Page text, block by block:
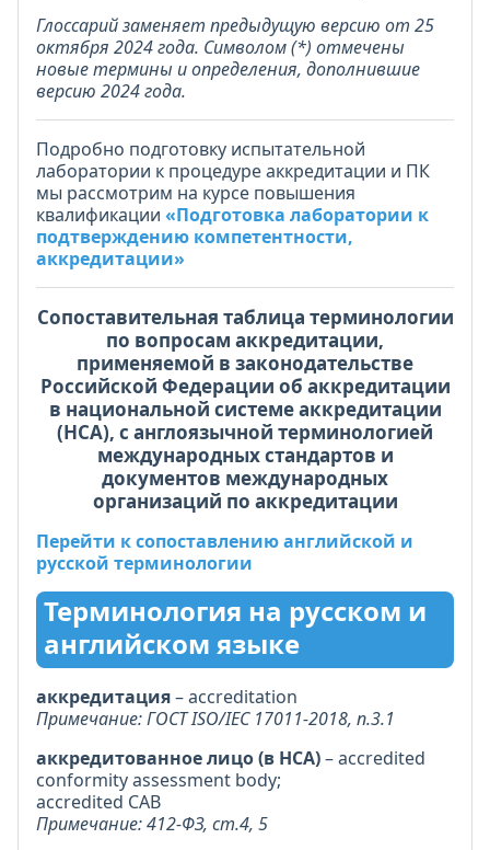
Глоссарий заменяет предыдущую версию от 25
октября 2024 года. Символом (*) отмечены
новые термины и определения, дополнившие
версию 2024 года.
Подробно подготовку испытательной
лаборатории к процедуре аккредитации и ПК
мы рассмотрим на курсе повышения
квалификации «Подготовка лаборатории к
подтверждению компетентности,
аккредитации»
Сопоставительная таблица терминологии
по вопросам аккредитации,
применяемой в законодательстве
Российской Федерации об аккредитации
в национальной системе аккредитации
(НСА), с англоязычной терминологией
международных стандартов и
документов международных
организаций по аккредитации
Перейти к сопоставлению английской и
русской терминологии
Терминология на русском и
английском языке
аккредитация– accreditation
Примечание: ГОСТ ISO/IEC 17011-2018, п.3.1
аккредитованное лицо (в НСА)– accredited
conformity assessment body;
accredited CAB
Примечание: 412-ФЗ, ст.4, 5